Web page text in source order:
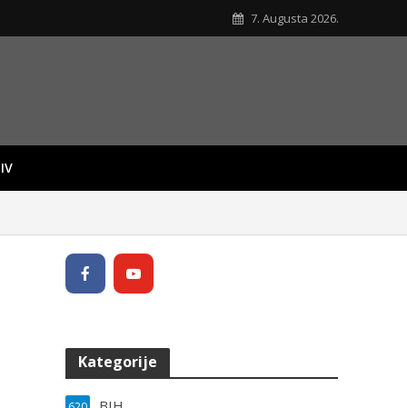
7. Augusta 2026.
Kategorije